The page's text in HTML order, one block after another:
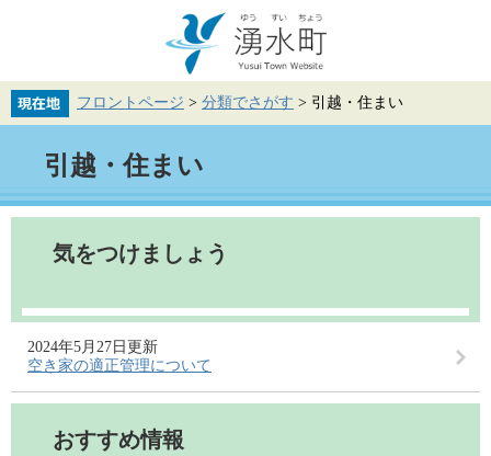
先
で
を
ば
文
フロントページ > 分類でさがす > 引越・住まい
引越・住まい
気をつけましょう
2024年5月27日更新
空き家の適正管理について
おすすめ情報